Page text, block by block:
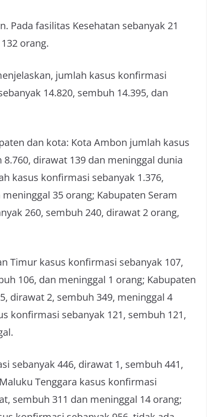
Pada fasilitas Kesehatan sebanyak 21
orang.
jumlah kasus konfirmasi
14.820, sembuh 14.395, dan
dan kota: Kota Ambon jumlah kasus
dirawat 139 dan meninggal dunia
kasus konfirmasi sebanyak 1.376,
35 orang; Kabupaten Seram
260, sembuh 240, dirawat 2 orang,
Timur kasus konfirmasi sebanyak 107,
106, dan meninggal 1 orang; Kabupaten
dirawat 2, sembuh 349, meninggal 4
konfirmasi sebanyak 121, sembuh 121,
sebanyak 446, dirawat 1, sembuh 441,
Tenggara kasus konfirmasi
sembuh 311 dan meninggal 14 orang;